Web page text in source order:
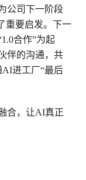
公司下一阶段
重要启发。下一
合作”为起
伴的沟通，共
AI进工厂“最后
合，让AI真正